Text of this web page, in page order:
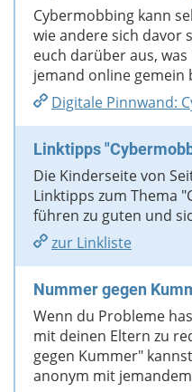
Cybermobbing kann
wie andere sich davor
euch darüber aus,
jemand online gemein
Digitale Pinnwand:
Linktipps
Die Kinderseite von
Linktipps zum Thema
führen zu guten und
zur Linkliste
Nummer gegen
Wenn du Probleme
mit deinen Eltern zu
gegen Kummer"
anonym mit